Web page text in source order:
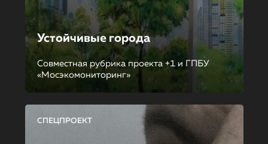
Устойчивые города
Совместная рубрика проекта +1 и ГПБУ
«Мосэкомониторинг»
СПЕЦПРОЕКТ